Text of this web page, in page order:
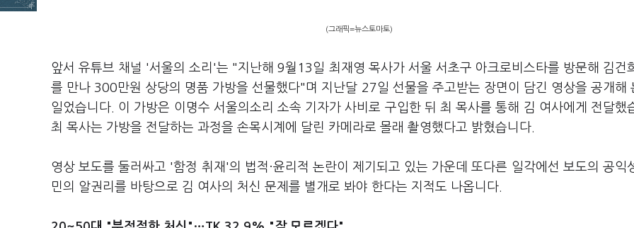
(그래픽=뉴스토마토)
앞서 유튜브 채널 '서울의 소리'는 "지난해 9월13일 최재영 목사가 서울 서초구 아크로비스타를 방문해 김건
를 만나 300만원 상당의 명품 가방을 선물했다"며 지난달 27일 선물을 주고받는 장면이 담긴 영상을 공개해
일었습니다. 이 가방은 이명수 서울의소리 소속 기자가 사비로 구입한 뒤 최 목사를 통해 김 여사에게 전달했
최 목사는 가방을 전달하는 과정을 손목시계에 달린 카메라로 몰래 촬영했다고 밝혔습니다.
영상 보도를 둘러싸고 '함정 취재'의 법적·윤리적 논란이 제기되고 있는 가운데 또다른 일각에선 보도의 공익
민의 알권리를 바탕으로 김 여사의 처신 문제를 별개로 봐야 한다는 지적도 나옵니다.